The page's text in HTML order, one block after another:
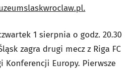
1 sierpnia o godz. 20.30
zagra drugi mecz z Riga FC
Konferencji Europy. Pierwsze